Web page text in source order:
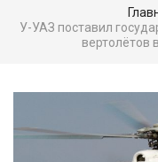
У-УАЗ поставил
вертолётов